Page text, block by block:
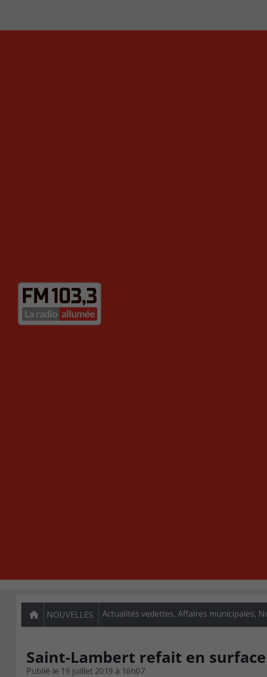
NOUVELLES Actualités vedettes, Affaires municipales,
Saint-Lambert refait en
Publié le 19 juillet 2019 à 16h07